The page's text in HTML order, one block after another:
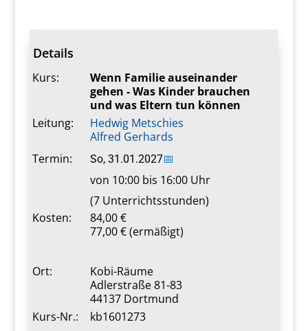
Details
Kurs:
Wenn Familie auseinander
gehen - Was Kinder brauchen
und was Eltern tun können
Leitung:
Hedwig Metschies
Alfred Gerhards
Termin:
So, 31.01.2027📅
von 10:00 bis 16:00 Uhr
(7 Unterrichtsstunden)
Kosten:
84,00 €
77,00 € (ermäßigt)
Ort:
Kobi-Räume
Adlerstraße 81-83
44137 Dortmund
Kurs-Nr.:
kb1601273